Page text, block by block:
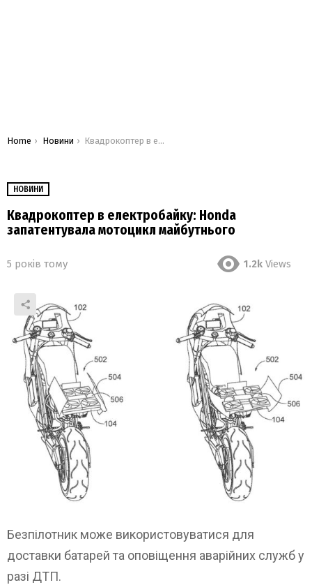
You are here:
Home Новини Квадрокоптер в електробайку: Honda запатентувала мотоцикл майбутнього
НОВИНИ
Квадрокоптер в електробайку: Honda
запатентувала мотоцикл майбутнього
5 років тому 1.2k Views
Безпілотник може використовуватися для
доставки батарей та оповіщення аварійних служб у
разі ДТП.